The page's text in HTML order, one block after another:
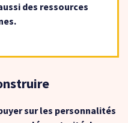
des ressources
sur les personnalités